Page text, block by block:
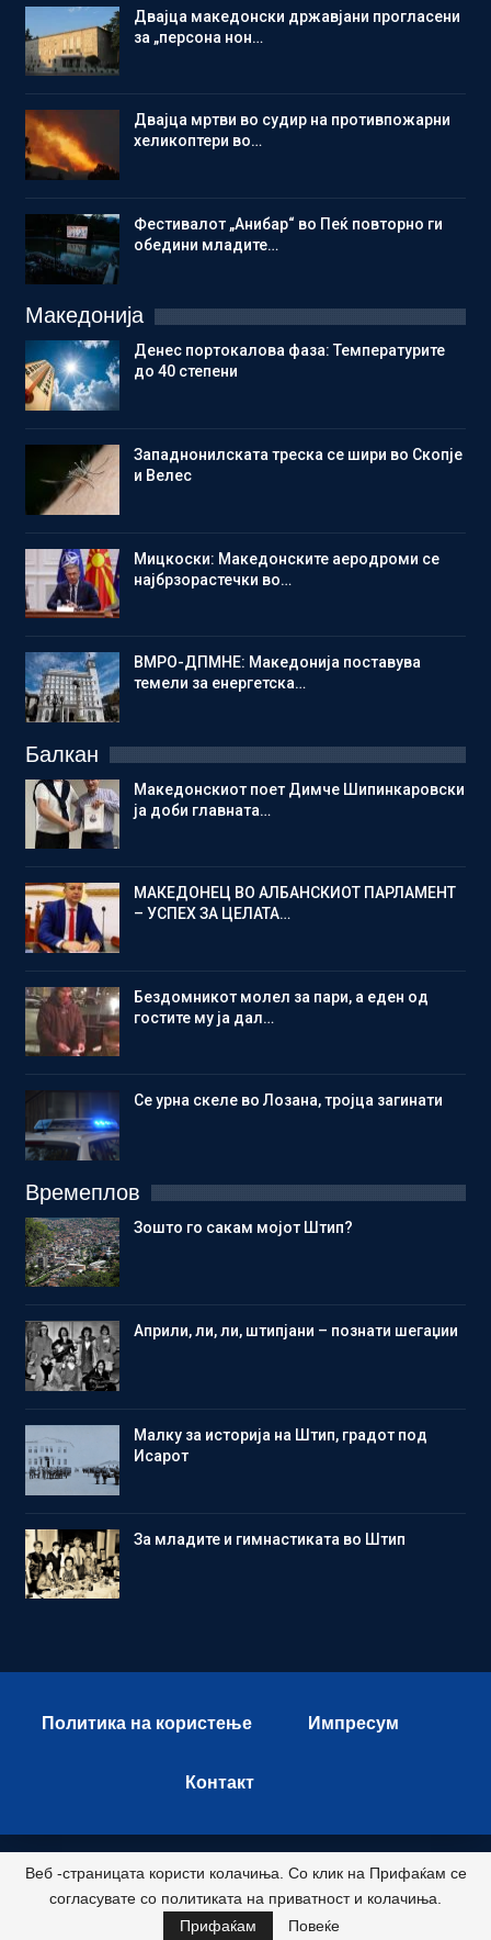
Двајца македонски државјани прогласени
за „персона нон…
Двајца мртви во судир на противпожарни
хеликоптери во…
Фестивалот „Анибар“ во Пеќ повторно ги
обедини младите…
Македонија
Денес портокалова фаза: Температурите
до 40 степени
Западнонилската треска се шири во Скопје
и Велес
Мицкоски: Македонските аеродроми се
најбрзорастечки во…
ВМРО-ДПМНЕ: Македонија поставува
темели за енергетска…
Балкан
Македонскиот поет Димче Шипинкаровски
ја доби главната…
МАКЕДОНЕЦ ВО АЛБАНСКИОТ ПАРЛАМЕНТ
– УСПЕХ ЗА ЦЕЛАТА…
Бездомникот молел за пари, а еден од
гостите му ја дал…
Се урна скеле во Лозана, тројца загинати
Времеплов
Зошто го сакам мојот Штип?
Aприли, ли, ли, штипјани – познати шегаџии
Малку за историја на Штип, градот под
Исарот
Зa младите и гимнастиката во Штип
Политика на користење Импресум
Контакт
© 2026 - Istok Press. All Rights Reserved.
Развиено и хостирано од
Веб -страницата користи колачиња. Со клик на Прифаќам се
согласувате со политиката на приватност и колачиња.
Прифаќам
Повеќе